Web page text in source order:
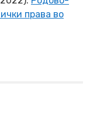
права во